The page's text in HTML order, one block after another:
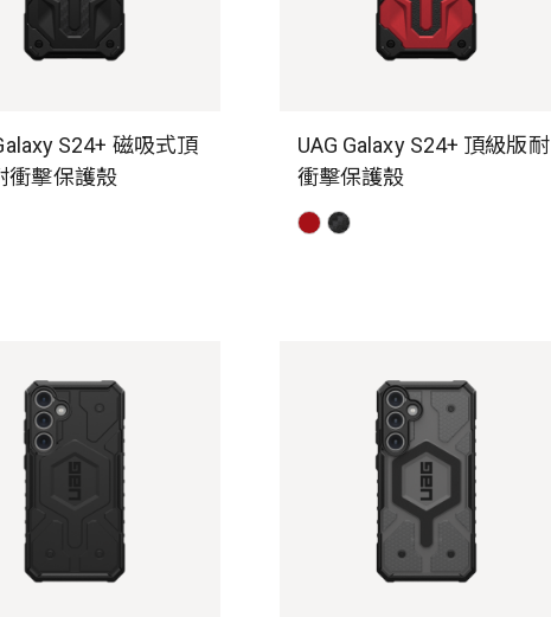
S24+ 磁吸式頂
衝擊保護殼
UAG Galaxy S24+ 頂級版耐
衝擊保護殼